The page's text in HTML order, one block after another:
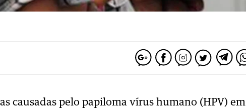
causadas pelo papiloma vírus humano (HPV) em